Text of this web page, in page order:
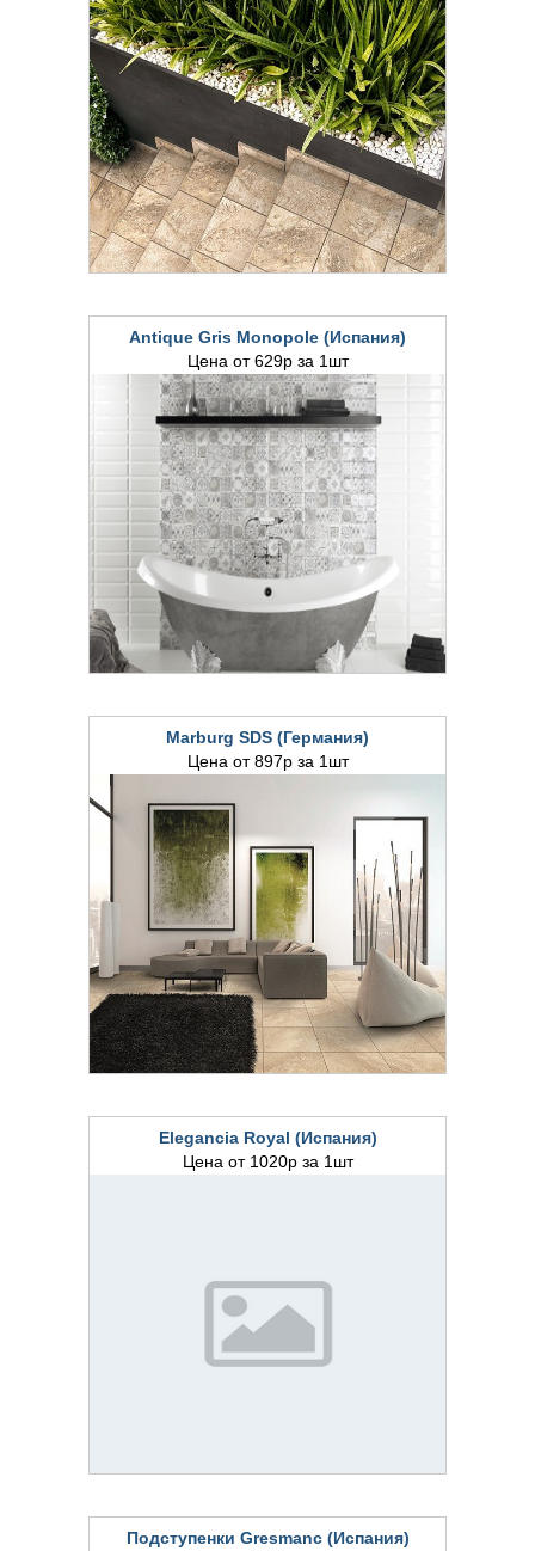
Antique Gris Monopole (Испания)
Цена от 629р за 1шт
Marburg SDS (Германия)
Цена от 897р за 1шт
Elegancia Royal (Испания)
Цена от 1020р за 1шт
Подступенки Gresmanc (Испания)